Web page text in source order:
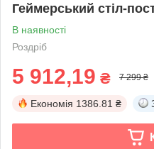
Геймерський стіл-
В наявності
Роздріб
5 912,19 ₴ 7 299 ₴
Економія 1386.81 ₴